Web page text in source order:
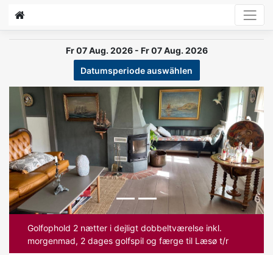
Fr 07 Aug. 2026 - Fr 07 Aug. 2026
Datumsperiode auswählen
Previous Next
Golfophold 2 nætter i dejligt dobbeltværelse inkl.
morgenmad, 2 dages golfspil og færge til Læsø t/r